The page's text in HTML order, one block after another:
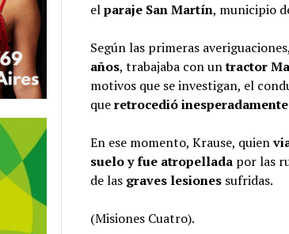
elparaje San Martín, municipio
Según las primeras
años, trabajaba con untractor
motivos que se investigan, el
queretrocedió inesperadamente
En ese momento, Krause, quien
suelo y fue atropellada por las
de las graves lesiones sufridas.
(Misiones Cuatro).